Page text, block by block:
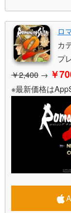
ロ
カ
プ
￥2,400 → ￥
※最新価格は